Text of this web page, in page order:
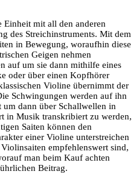
Einheit mit all den anderen
des Streichinstruments. Mit dem
in Bewegung, woraufhin diese
Geigen nehmen
auf um sie dann mithilfe eines
oder über einen Kopfhörer
Violine übernimmt der
Schwingungen werden auf ihn
um dann über Schallwellen in
in Musik transkribiert zu werden,
Saiten können den
einer Violine unterstreichen
empfehlenswert sind,
man beim Kauf achten
Beitrag.